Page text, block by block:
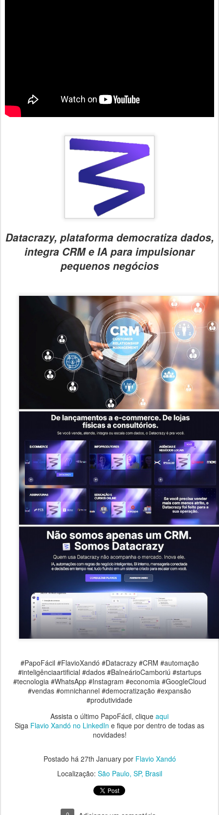
Datacrazy, plataforma democratiza dados,
integra CRM e IA para impulsionar
pequenos negócios
#PapoFácil #FlavioXandó #Datacrazy #CRM #automação
#inteligênciaartificial #dados #BalneárioCamboriú #startups
#tecnologia #WhatsApp #Instagram #economia #GoogleCloud
#vendas #omnichannel #democratização #expansão
#produtividade
Assista o último PapoFácil, clique aqui
Siga Flavio Xandó no LinkedIn e fique por dentro de todas as
novidades!
Postado há 27th Januarypor Flavio Xandó
Localização: São Paulo, SP, Brasil